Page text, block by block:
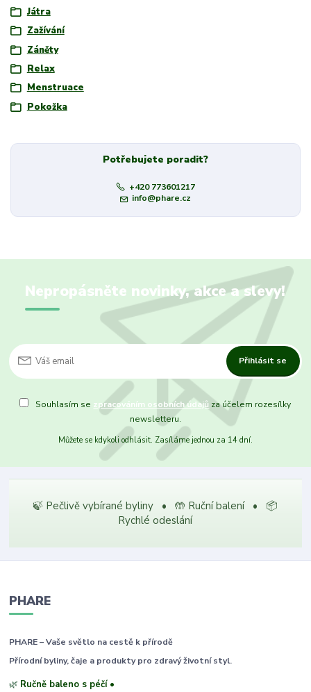
Játra
Zažívání
Záněty
Relax
Menstruace
Pokožka
Potřebujete poradit?
+420 773601217
info@phare.cz
Nepropásněte novinky, akce a slevy!
Přihlásit se
Souhlasím se zpracováním osobních údajů za účelem rozesílky
newsletteru.
Můžete se kdykoli odhlásit. Zasíláme jednou za 14 dní.
🍃 Pečlivě vybírané byliny • 🤲 Ruční balení • 📦
Rychlé odeslání
PHARE
PHARE – Vaše světlo na cestě k přírodě
Přírodní byliny, čaje a produkty pro zdravý životní styl.
🌿 Ručně baleno s péčí •